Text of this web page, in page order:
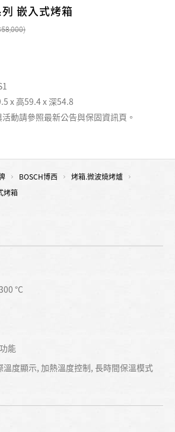
嵌入式烤箱
58,000
x 高59.4 x 深54.8
動請參照最新公告與保固資訊頁。
BOSCH博西
烤箱.微波燒烤爐
烤箱
°C
能
溫度顯示, 加熱溫度控制, 長時間保溫模式